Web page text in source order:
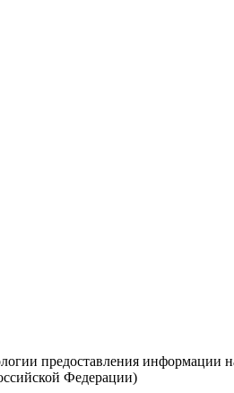
предоставления информации
Федерации)